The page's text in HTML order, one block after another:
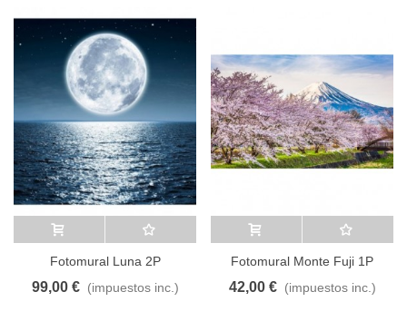
Añadir al carrito A lista de deseos
Fotomural Luna 2P
99,00 € (impuestos inc.)
Añadir al carrito A lista de deseos
Fotomural Monte Fuji 1P
42,00 € (impuestos inc.)